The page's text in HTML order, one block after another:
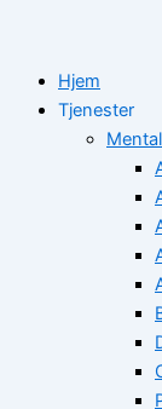
Hjem
Tjenester